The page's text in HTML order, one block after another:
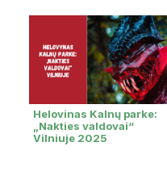
Helovinas Kalnų parke:
„Nakties valdovai“
Vilniuje 2025